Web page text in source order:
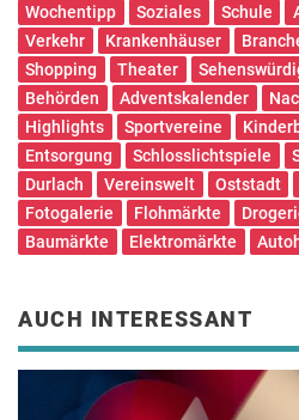
Wochentipp
Soziales Schule
Verkehr
Krankenhäuser
Shopping
Theater
Behörden
Adventskalender
Highlights
Sportvereine
Entsorgung
Schlosslichtspiele
Durlach
Vereinswelt Oststadt
Fotogalerie
Flohmärkte
Baumärkte
Elektromärkte
AUCH INTERESSANT